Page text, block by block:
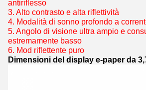
antiriflesso
3. Alto contrasto e alta riflettività
4. Modalità di sonno profondo a
5. Angolo di visione ultra ampio e
estremamente basso
6. Mod riflettente puro
Dimensioni del display e-paper da